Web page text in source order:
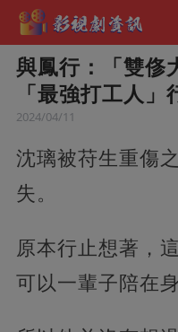
與鳳行：「雙俢
「最強打工人
2024/04/11
沈璃被苻生重傷
失。
原本行止想著，
可以一輩子陪在身